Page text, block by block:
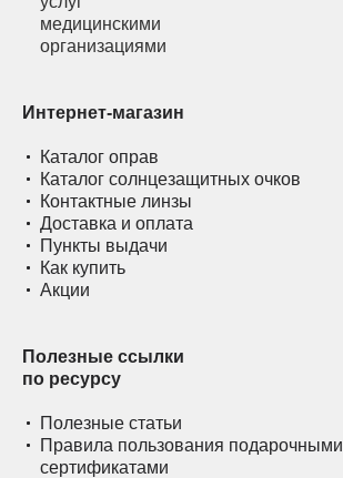
Интернет-магазин
Каталог оправ
Каталог солнцезащитных очков
Контактные линзы
Доставка и оплата
Пункты выдачи
Как купить
Акции
Полезные ссылки
по ресурсу
Полезные статьи
Правила пользования подарочными
сертификатами